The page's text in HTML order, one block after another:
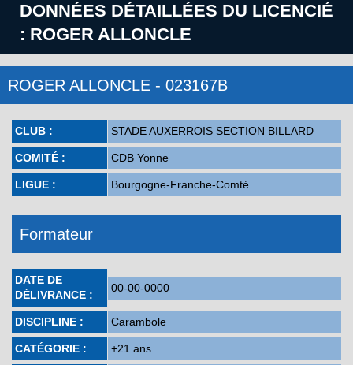
DONNÉES DÉTAILLÉES DU LICENCIÉ
: ROGER ALLONCLE
ROGER ALLONCLE - 023167B
CLUB : STADE AUXERROIS SECTION BILLARD
COMITÉ : CDB Yonne
LIGUE : Bourgogne-Franche-Comté
Formateur
DATE DE
DÉLIVRANCE :
00-00-0000
DISCIPLINE : Carambole
CATÉGORIE : +21 ans